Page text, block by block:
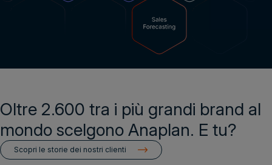
Oltre 2.600 tra i più grandi brand al
mondo scelgono Anaplan. E tu?
Scopri le storie dei nostri clienti